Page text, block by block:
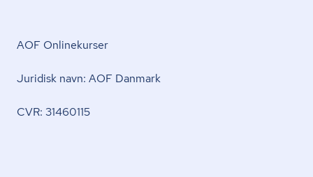
AOF Onlinekurser
Juridisk navn: AOF Danmark
CVR: 31460115